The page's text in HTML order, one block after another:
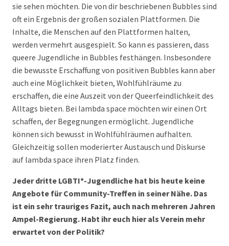
sie sehen möchten. Die von dir beschriebenen Bubbles sind
oft ein Ergebnis der großen sozialen Plattformen. Die
Inhalte, die Menschen auf den Plattformen halten,
werden vermehrt ausgespielt. So kann es passieren, dass
queere Jugendliche in Bubbles festhängen. Insbesondere
die bewusste Erschaffung von positiven Bubbles kann aber
auch eine Möglichkeit bieten, Wohlfühlräume zu
erschaffen, die eine Auszeit von der Queerfeindlichkeit des
Alltags bieten. Bei lambda space möchten wir einen Ort
schaffen, der Begegnungen ermöglicht. Jugendliche
können sich bewusst in Wohlfühlräumen aufhalten.
Gleichzeitig sollen moderierter Austausch und Diskurse
auf lambda space ihren Platz finden.
Jeder dritte LGBTI*-Jugendliche hat bis heute keine
Angebote für Community-Treffen in seiner Nähe. Das
ist ein sehr trauriges Fazit, auch nach mehreren Jahren
Ampel-Regierung. Habt ihr euch hier als Verein mehr
erwartet von der Politik?